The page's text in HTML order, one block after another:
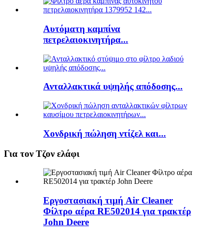
Αυτόματη καμπίνα
πετρελαιοκινητήρα...
Ανταλλακτικά υψηλής απόδοσης...
Χονδρική πώληση ντίζελ και...
Για τον Τζον ελάφι
Εργοστασιακή τιμή Air Cleaner
Φίλτρο αέρα RE502014 για τρακτέρ
John Deere